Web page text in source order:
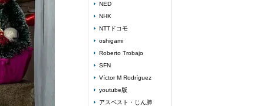
NED
NHK
NTTドコモ
oshigami
Roberto Trobajo
SFN
Víctor M Rodríguez
youtube版
アスベスト・じん肺